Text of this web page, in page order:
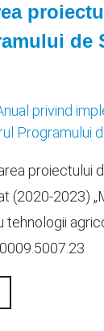
de
proiectului
(2020-2023)